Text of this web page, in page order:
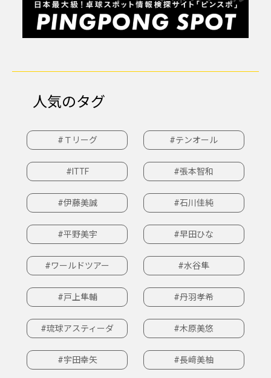
人気のタグ
#Ｔリーグ #テンオール
#ITTF #張本智和
#伊藤美誠 #石川佳純
#平野美宇 #早田ひな
#ワールドツアー #水谷隼
#戸上隼輔 #丹羽孝希
#琉球アスティーダ #木原美悠
#宇田幸矢 #長﨑美柚